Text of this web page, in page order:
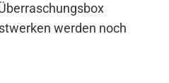
werden noch